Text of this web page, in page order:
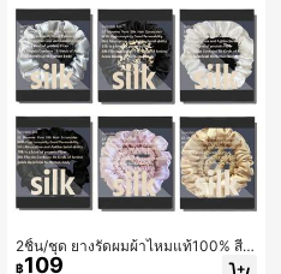
2ชิ้น/ชุด ยางรัดผมผ้าไหมแท้100% สีพื้
น ยางรัดผมคุณภาพสูง ยางรัดผมผ้าไห
฿109